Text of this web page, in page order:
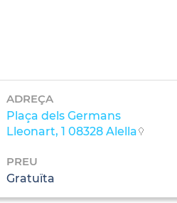
ADREÇA
Plaça dels Germans
Lleonart, 1 08328 Alella
PREU
Gratuïta